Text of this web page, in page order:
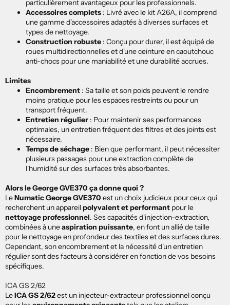
particulièrement avantageux pour les professionnels.
Accessoires complets : Livré avec le kit A26A, il comprend
une gamme d'accessoires adaptés à diverses surfaces et
types de nettoyage.
Construction robuste : Conçu pour durer, il est équipé de
roues multidirectionnelles et d'une ceinture en caoutchouc
anti-chocs pour une maniabilité et une durabilité accrues.
Limites
Encombrement : Sa taille et son poids peuvent le rendre
moins pratique pour les espaces restreints ou pour un
transport fréquent.
Entretien régulier : Pour maintenir ses performances
optimales, un entretien fréquent des filtres et des joints est
nécessaire.
Temps de séchage : Bien que performant, il peut nécessiter
plusieurs passages pour une extraction complète de
l'humidité sur des surfaces très absorbantes.
Alors le George GVE370 ça donne quoi ?
LeNumatic George GVE370 est un choix judicieux pour ceux qui
recherchent un appareilpolyvalent et performant pour le
nettoyage professionnel. Ses capacités d'injection-extraction,
combinées à uneaspiration puissante, en font un allié de taille
pour le nettoyage en profondeur des textiles et des surfaces dures.
Cependant, son encombrement et la nécessité d'un entretien
régulier sont des facteurs à considérer en fonction de vos besoins
spécifiques.
ICA GS 2/62
LeICA GS 2/62est un injecteur-extracteur professionnel conçu